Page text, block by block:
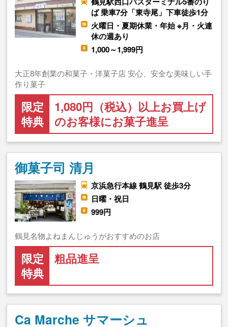
ば 乗車7分「東寺尾」下車徒歩1分
火曜日・夏期休業・年始 ※月・火連
休の週あり
1,000～1,999円
大正8年創業の和菓子・洋菓子店 安心、安全な美味しい手
作り菓子
限定
特典
1,080円（税込）以上お買上げ
のお客様にお菓子進呈
御菓子司 清月
京浜急行本線 鶴見駅 徒歩3分
日曜・祝日
999円
鶴見名物よねまんじゅうがおすすめのお店
限定
特典
粗品進呈
Ca Marche サマーシュ